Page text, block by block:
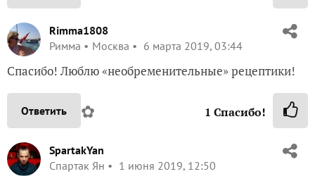
Rimma1808
Римма
Москва 6 марта 2019, 03:44
Спасибо! Люблю «необременительные» рецептики!
Ответить ✿ 1 Спасибо!
SpartakYan
Спартак Ян
1 июня 2019, 12:50